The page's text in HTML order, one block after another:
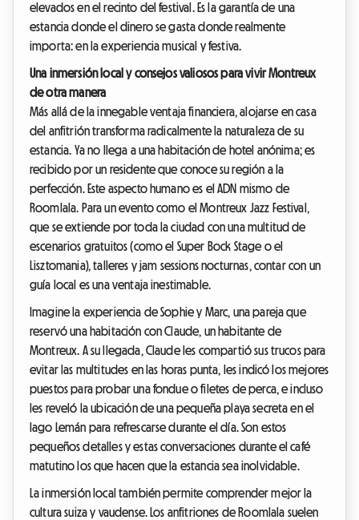
elevados en el recinto del festival. Es la garantía de una
estancia donde el dinero se gasta donde realmente
importa: en la experiencia musical y festiva.
Una inmersión local y consejos valiosos para vivir Montreux
de otra manera
Más allá de la innegable ventaja financiera, alojarse en casa
del anfitrión transforma radicalmente la naturaleza de su
estancia. Ya no llega a una habitación de hotel anónima; es
recibido por un residente que conoce su región a la
perfección. Este aspecto humano es el ADN mismo de
Roomlala. Para un evento como el Montreux Jazz Festival,
que se extiende por toda la ciudad con una multitud de
escenarios gratuitos (como el Super Bock Stage o el
Lisztomania), talleres y jam sessions nocturnas, contar con un
guía local es una ventaja inestimable.
Imagine la experiencia de Sophie y Marc, una pareja que
reservó una habitación con Claude, un habitante de
Montreux. A su llegada, Claude les compartió sus trucos para
evitar las multitudes en las horas punta, les indicó los mejores
puestos para probar una fondue o filetes de perca, e incluso
les reveló la ubicación de una pequeña playa secreta en el
lago Lemán para refrescarse durante el día. Son estos
pequeños detalles y estas conversaciones durante el café
matutino los que hacen que la estancia sea inolvidable.
La inmersión local también permite comprender mejor la
cultura suiza y vaudense. Los anfitriones de Roomlala suelen